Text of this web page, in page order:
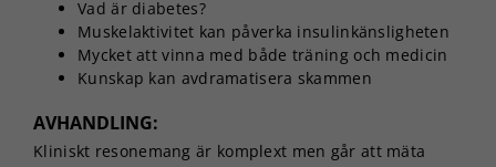
Vad är diabetes?
Muskelaktivitet kan påverka insulinkänsligheten
Mycket att vinna med både träning och medicin
Kunskap kan avdramatisera skammen
AVHANDLING:
Kliniskt resonemang är komplext men går att mäta